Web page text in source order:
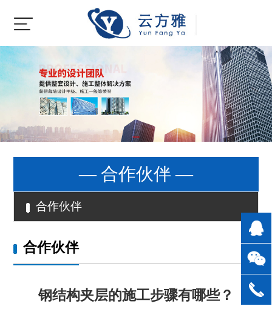
— 合作伙伴 —
合作伙伴
合作伙伴
钢结构夹层的施工步骤有哪些？